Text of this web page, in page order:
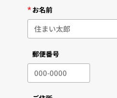
*お名前
郵便番号